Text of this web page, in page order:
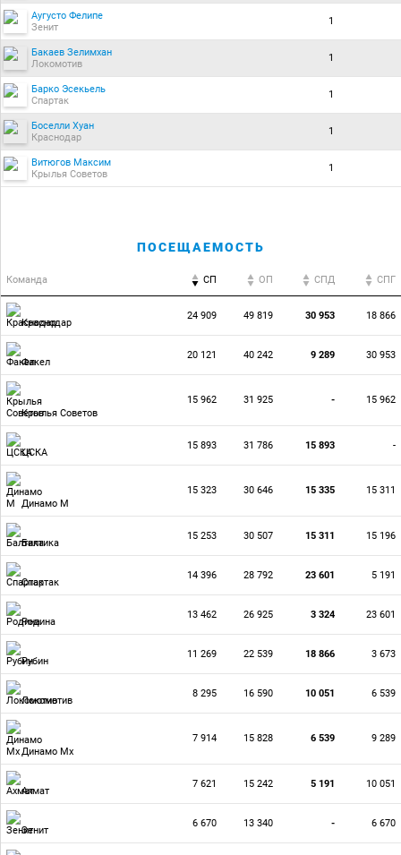
Аугусто Фелипе
Зенит
1
Бакаев Зелимхан
Локомотив
1
Барко Эсекьель
Спартак
1
Боселли Хуан
Краснодар
1
Витюгов Максим
Крылья Советов
1
ПОСЕЩАЕМОСТЬ
Команда СП ОП CПД CПГ
Краснодар
24 909 49 819 30 953 18 866
Факел
20 121 40 242 9 289 30 953
Крылья Советов
15 962 31 925 - 15 962
ЦСКА
15 893 31 786 15 893 -
Динамо М
15 323 30 646 15 335 15 311
Балтика
15 253 30 507 15 311 15 196
Спартак
14 396 28 792 23 601 5 191
Родина
13 462 26 925 3 324 23 601
Рубин
11 269 22 539 18 866 3 673
Локомотив
8 295 16 590 10 051 6 539
Динамо Мх
7 914 15 828 6 539 9 289
Ахмат
7 621 15 242 5 191 10 051
Зенит
6 670 13 340 - 6 670